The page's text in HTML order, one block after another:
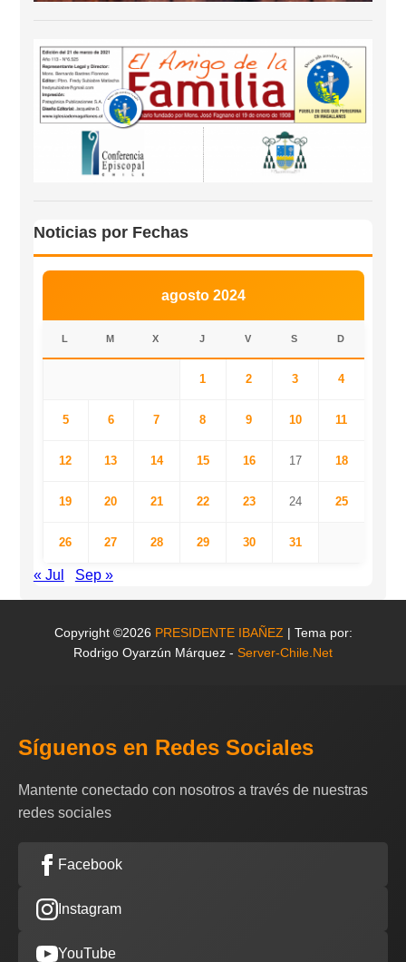
Noticias por Fechas
agosto 2024
L M X J V S D
1 2 3 4
5 6 7 8 9 10 11
12 13 14 15 16 17 18
19 20 21 22 23 24 25
26 27 28 29 30 31
« Jul Sep »
Copyright ©2026 PRESIDENTE IBAÑEZ | Tema por:
Rodrigo Oyarzún Márquez - Server-Chile.Net
Síguenos en Redes Sociales
Mantente conectado con nosotros a través de nuestras
redes sociales
Facebook
Instagram
YouTube